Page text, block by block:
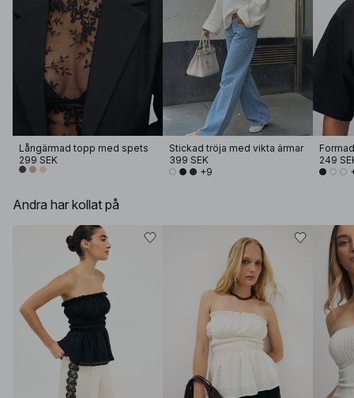
Långärmad topp med spets
299 SEK
Stickad tröja med vikta ärmar
399 SEK
+9
249
Andra har kollat på